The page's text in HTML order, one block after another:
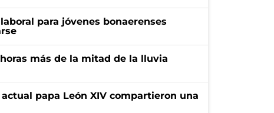
para jóvenes bonaerenses
más de la mitad de la lluvia
papa León XIV compartieron una